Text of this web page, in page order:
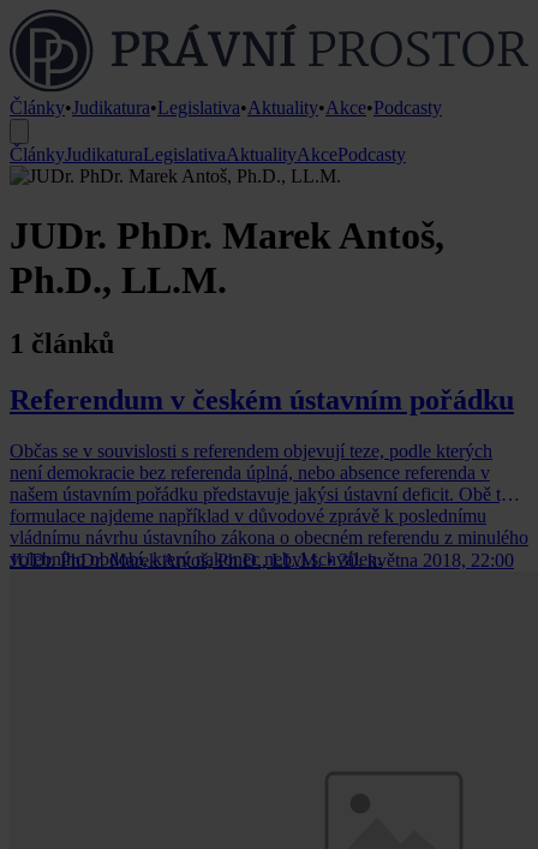
Články•Judikatura•Legislativa•Aktuality•Akce•Podcasty
ČlánkyJudikaturaLegislativaAktualityAkcePodcasty
JUDr. PhDr. Marek Antoš,
Ph.D., LL.M.
1 článků
Referendum v českém ústavním pořádku
Občas se v souvislosti s referendem objevují teze, podle kterých
není demokracie bez referenda úplná, nebo absence referenda v
našem ústavním pořádku představuje jakýsi ústavní deficit. Obě tyto
formulace najdeme například v důvodové zprávě k poslednímu
vládnímu návrhu ústavního zákona o obecném referendu z minulého
volebního období, který nakonec nebyl schválen.
JUDr. PhDr. Marek Antoš, Ph.D., LL.M. • 30. května 2018, 22:00